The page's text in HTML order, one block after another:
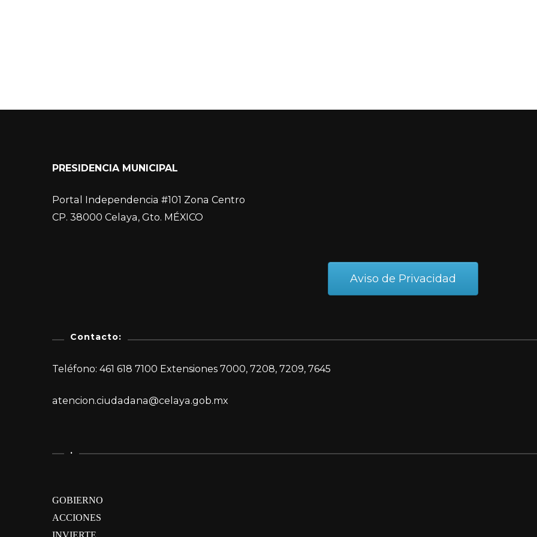
PRESIDENCIA MUNICIPAL
Portal Independencia #101 Zona Centro
CP. 38000 Celaya, Gto. MÉXICO
Aviso de Privacidad
Contacto:
Teléfono: 461 618 7100 Extensiones 7000, 7208, 7209, 7645
atencion.ciudadana@celaya.gob.mx
.
GOBIERNO
ACCIONES